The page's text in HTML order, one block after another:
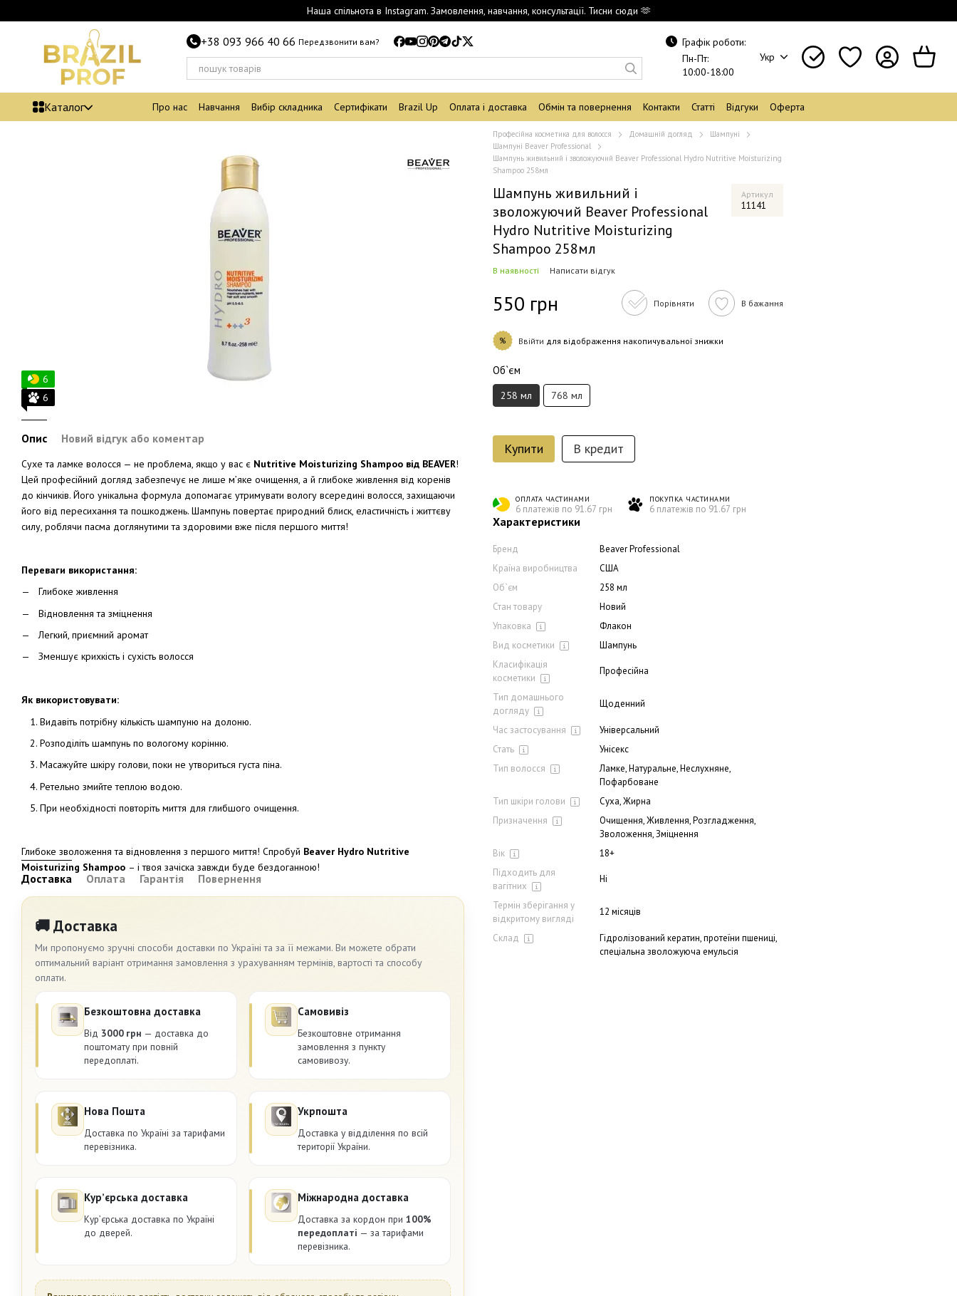
Наша спільнота в Instagram. Замовлення, навчання, консультації. Тисни сюди 🫶
+38 093 966 40 66 Передзвонити вам?
Графік роботи:
Пн-Пт:
10:00-18:00
Укр
Каталог Про нас Навчання Вибір складника Сертифікати Brazil Up Оплата і доставка Обмін та повернення Контакти Статті Відгуки Оферта
6
6
Опис Новий відгук або коментар
Сухе та ламке волосся — не проблема, якщо у вас є Nutritive Moisturizing Shampoo від BEAVER!
Цей професійний догляд забезпечує не лише м’яке очищення, а й глибоке живлення від коренів
до кінчиків. Його унікальна формула допомагає утримувати вологу всередині волосся, захищаючи
його від пересихання та пошкоджень. Шампунь повертає природний блиск, еластичність і життєву
силу, роблячи пасма доглянутими та здоровими вже після першого миття!
Переваги використання:
Глибоке живлення
Відновлення та зміцнення
Легкий, приємний аромат
Зменшує крихкість і сухість волосся
Як використовувати:
Видавіть потрібну кількість шампуню на долоню.
Розподіліть шампунь по вологому корінню.
Масажуйте шкіру голови, поки не утвориться густа піна.
Ретельно змийте теплою водою.
При необхідності повторіть миття для глибшого очищення.
Глибоке зволоження та відновлення з першого миття! Спробуй Beaver Hydro Nutritive
Moisturizing Shampoo – і твоя зачіска завжди буде бездоганною!
Доставка Оплата Гарантія Повернення
🚚 Доставка
Ми пропонуємо зручні способи доставки по Україні та за її межами. Ви можете обрати
оптимальний варіант отримання замовлення з урахуванням термінів, вартості та способу
оплати.
Безкоштовна доставка
Від 3000 грн — доставка до
поштомату при повній
передоплаті.
Самовивіз
Безкоштовне отримання
замовлення з пункту
самовивозу.
Нова Пошта
Доставка по Україні за тарифами
перевізника.
Укрпошта
Доставка у відділення по всій
території України.
Курʼєрська доставка
Курʼєрська доставка по Україні
до дверей.
Міжнародна доставка
Доставка за кордон при 100%
передоплаті — за тарифами
перевізника.
Професійна косметика для волосся Домашній догляд
Шампуні
Шампуні Beaver Professional
Шампунь живильний і зволожуючий Beaver Professional Hydro Nutritive Moisturizing
Shampoo 258мл
Шампунь живильний і
зволожуючий Beaver Professional
Hydro Nutritive Moisturizing
Shampoo 258мл
Артикул
11141
В наявності Написати відгук
550 грн Порівняти В бажання
% Ввійти для відображення накопичувальної знижки
Об`єм
258 мл 768 мл
Купити В кредит
ОПЛАТА ЧАСТИНАМИ
6 платежів по 91.67 грн
ПОКУПКА ЧАСТИНАМИ
6 платежів по 91.67 грн
Характеристики
Бренд
Beaver Professional
Країна виробництва
США
Об`єм
258 мл
Стан товару
Новий
Упаковка
Флакон
Вид косметики
Шампунь
Класифікація
косметики
Професійна
Тип домашнього
догляду
Щоденний
Час застосування
Універсальний
Стать
Унісекс
Тип волосся
Ламке, Натуральне, Неслухняне,
Пофарбоване
Тип шкіри голови
Суха, Жирна
Призначення
Очищення, Живлення, Розгладження,
Зволоження, Зміцнення
Вік
18+
Підходить для
вагітних
Ні
Термін зберігання у
відкритому вигляді
12 місяців
Склад
Гідролізований кератин, протеїни пшениці,
спеціальна зволожуюча емульсія